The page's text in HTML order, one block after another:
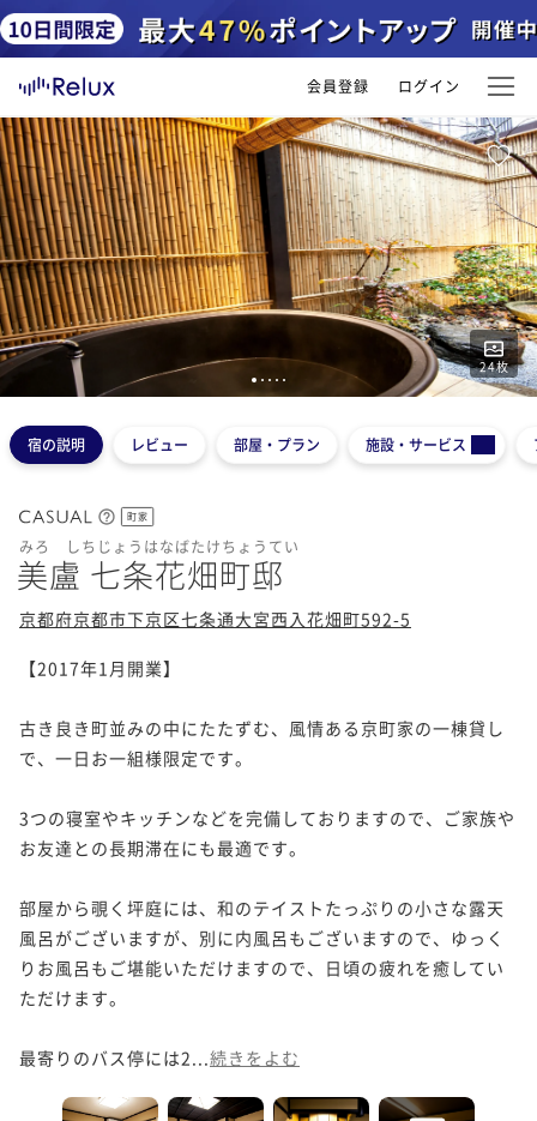
会員登録 ログイン
24枚
1 2 3 4 5
宿の説明 レビュー 部屋・プラン 施設・サービス
町家
みろ しちじょうはなばたけちょうてい
美盧 七条花畑町邸
京都府京都市下京区七条通大宮西入花畑町592-5
【2017年1月開業】
古き良き町並みの中にたたずむ、風情ある京町家の一棟貸し
で、一日お一組様限定です。
3つの寝室やキッチンなどを完備しておりますので、ご家族や
お友達との長期滞在にも最適です。
部屋から覗く坪庭には、和のテイストたっぷりの小さな露天
風呂がございますが、別に内風呂もございますので、ゆっく
りお風呂もご堪能いただけますので、日頃の疲れを癒してい
ただけます。
最寄りのバス停には2... 続きをよむ